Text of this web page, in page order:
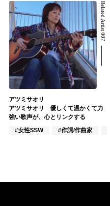
Related Artist 007
アツミサオリ
アツミサオリ 優しくて温かくて力
強い歌声が、心とリンクする
#女性SSW
#作詞/作曲家